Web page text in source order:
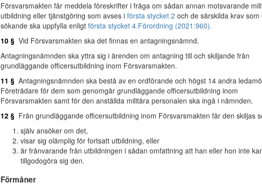
Försvarsmakten får meddela föreskrifter i fråga om sådan annan motsvarande
utbildning eller tjänstgöring som avses i första stycket 2 och de särskilda krav som
sökande ska uppfylla enligt första stycket 4.Förordning (2021:960).
10 § Vid Försvarsmakten ska det finnas en antagningsnämnd.
Antagningsnämnden ska yttra sig i ärenden om antagning till och skiljande från
grundläggande officersutbildning inom Försvarsmakten.
11 § Antagningsnämnden ska bestå av en ordförande och högst 14 andra
Företrädare för dem som genomgår grundläggande officersutbildning inom
Försvarsmakten samt för den anställda militära personalen ska ingå i nämnden.
12 § Från grundläggande officersutbildning inom Försvarsmakten får den skiljas
själv ansöker om det,
visar sig olämplig för fortsatt utbildning, eller
är frånvarande från utbildningen i sådan omfattning att han eller hon inte
tillgodogöra sig den.
Förmåner